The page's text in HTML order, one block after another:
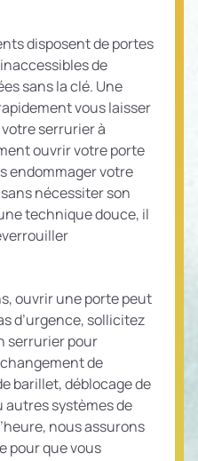
disposent de portes
de
sans la clé. Une
vous laisser
serrurier à
ouvrir votre porte
endommager votre
nécessiter son
technique douce, il
ouvrir une porte peut
d’urgence, sollicitez
serrurier pour
de
barillet, déblocage de
systèmes de
nous assurons
pour que vous